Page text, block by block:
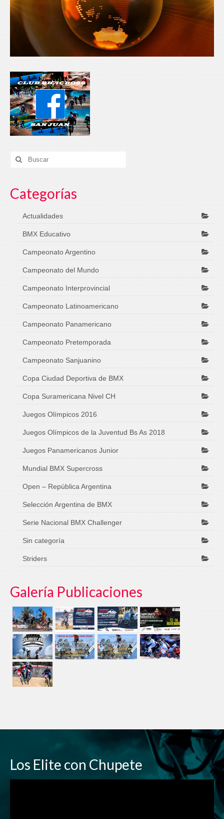
Categorías
Actualidades
BMX Educativo
Campeonato Argentino
Campeonato del Mundo
Campeonato Interprovincial
Campeonato Latinoamericano
Campeonato Panamericano
Campeonato Pretemporada
Campeonato Sanjuanino
Copa Ciudad Deportiva de BMX
Copa Suramericana Nivel CH
Juegos Olímpicos 2016
Juegos Olímpicos de la Juventud Bs As 2018
Juegos Panamericanos Junior
Mundial BMX Supercross
Open – República Argentina
Selección Argentina de BMX
Serie Nacional BMX Challenger
Sin categoría
Striders
Galería Publicaciones
Los Elite con Chupete